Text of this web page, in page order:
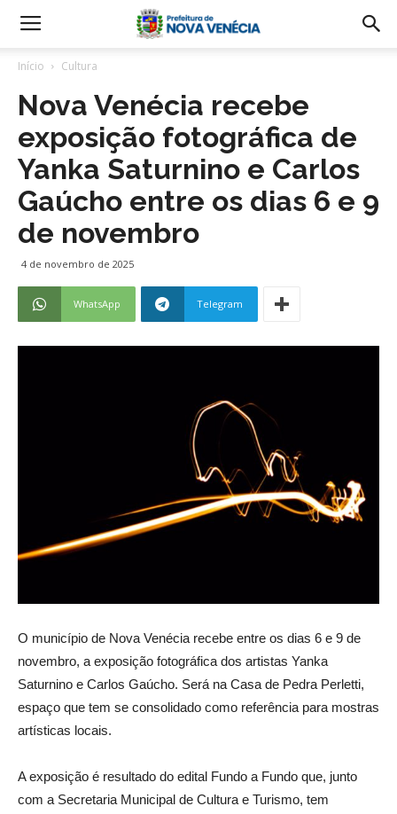
Início Cultura
Nova Venécia recebe
exposição fotográfica de
Yanka Saturnino e Carlos
Gaúcho entre os dias 6 e 9
de novembro
4 de novembro de 2025
WhatsApp Telegram
O município de Nova Venécia recebe entre os dias 6 e 9 de
novembro, a exposição fotográfica dos artistas Yanka
Saturnino e Carlos Gaúcho. Será na Casa de Pedra Perletti,
espaço que tem se consolidado como referência para mostras
artísticas locais.
A exposição é resultado do edital Fundo a Fundo que, junto
com a Secretaria Municipal de Cultura e Turismo, tem